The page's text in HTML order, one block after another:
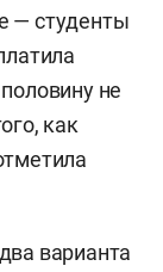
— студенты
не
как
варианта